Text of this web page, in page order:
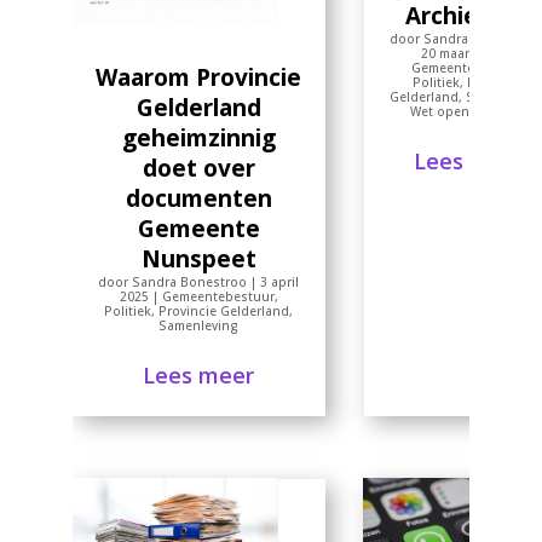
Waarom Provincie
Gelderland
geheimzinnig
doet over
documenten
Gemeente
Nunspeet
door Sandra Bonestroo |3 april
2025 | Gemeentebestuur,
Politiek, Provincie Gelderland,
Samenleving
Lees meer
Archiefwet
door Sandra Bonestroo
20 maart 2025
Gemeentebestuur
Politiek, Provincie
Gelderland,
Wet open overheid
Lees meer